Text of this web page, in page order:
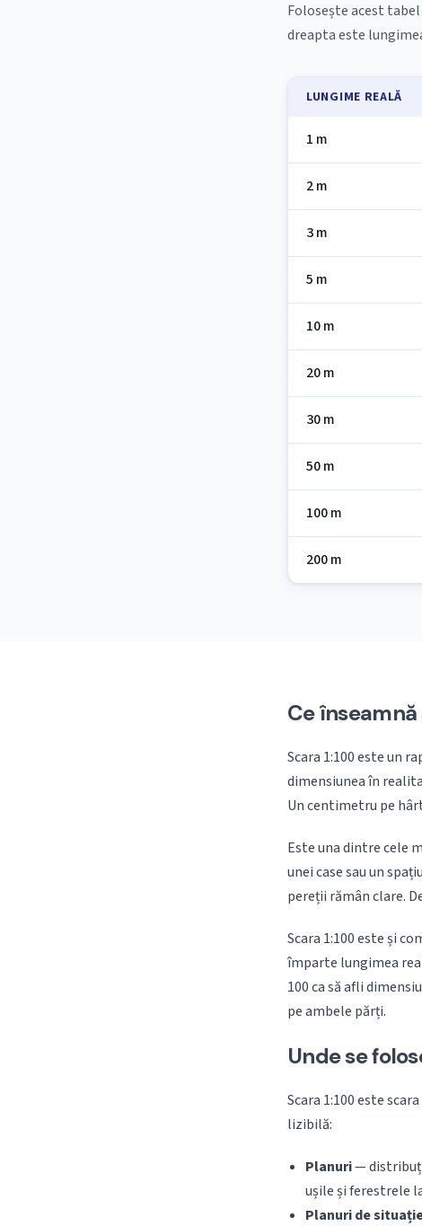
Folosește acest
dreapta este
LUNGIME REALĂ
1 m
2 m
3 m
5 m
10 m
20 m
30 m
50 m
100 m
200 m
Ce înseamnă
Scara 1:100 este un
dimensiunea în
Un centimetru pe
Este una dintre cele
unei case sau un
pereții rămân clare.
Scara 1:100 este și
împarte lungimea
100 ca să afli
pe ambele părți.
Unde se
Scara 1:100 este
lizibilă:
Planuri—
ușile și ferestrele
Planuri de